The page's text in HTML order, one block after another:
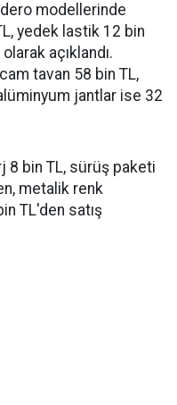
modellerinde
yedek lastik 12 bin
açıklandı.
tavan 58 bin TL,
jantlar ise 32
8 bin TL, sürüş paketi
metalik renk
TL'den satış